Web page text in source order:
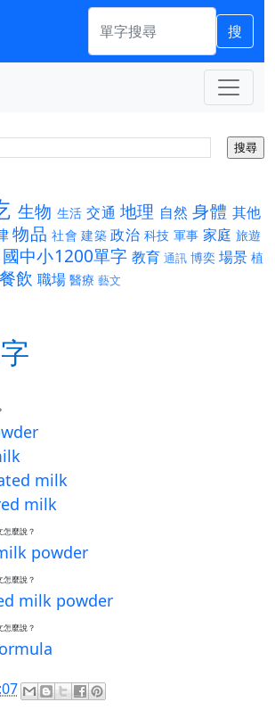
搜
生物 生活 交通 地理 自然 身體 其他
物品 社會 建築 政治 科技 軍事 家庭 旅遊
國中小1200單字 教育 通訊 博奕 場景 植
餐飲 職場 醫療 藝文
milk
milk
怎麼說？
powder
怎麼說？
milk powder
怎麼說？